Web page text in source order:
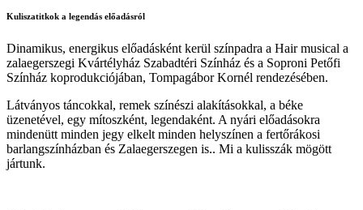
Kuliszatitkok a legendás előadásról
Dinamikus, energikus előadásként kerül színpadra a Hair musical a
zalaegerszegi Kvártélyház Szabadtéri Színház és a Soproni Petőfi
Színház koprodukciójában, Tompagábor Kornél rendezésében.
Látványos táncokkal, remek színészi alakításokkal, a béke
üzenetével, egy mítoszként, legendaként. A nyári előadásokra
mindenütt minden jegy elkelt minden helyszínen a fertőrákosi
barlangszínházban és Zalaegerszegen is.. Mi a kulisszák mögött
jártunk.